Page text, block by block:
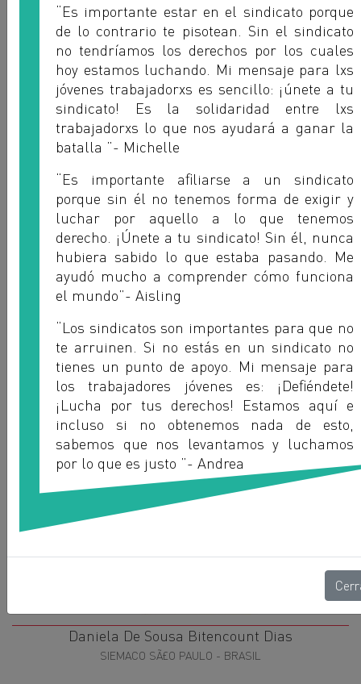
Cameron Layne
BWU - BARBADOS
Daniela De Sousa Bitencount Dias
SIEMACO SÃ£O PAULO - BRASIL
“Es importante estar en el sindicato porque
de lo contrario te pisotean. Sin el sindicato
no tendríamos los derechos por los cuales
hoy estamos luchando. Mi mensaje para lxs
jóvenes trabajadorxs es sencillo: ¡únete a tu
sindicato! Es la solidaridad entre lxs
trabajadorxs lo que nos ayudará a ganar la
batalla ”- Michelle
“Es importante afiliarse a un sindicato
porque sin él no tenemos forma de exigir y
luchar por aquello a lo que tenemos
derecho. ¡Únete a tu sindicato! Sin él, nunca
hubiera sabido lo que estaba pasando. Me
ayudó mucho a comprender cómo funciona
el mundo”- Aisling
“Los sindicatos son importantes para que no
te arruinen. Si no estás en un sindicato no
tienes un punto de apoyo. Mi mensaje para
los trabajadores jóvenes es: ¡Defiéndete!
¡Lucha por tus derechos! Estamos aquí e
incluso si no obtenemos nada de esto,
sabemos que nos levantamos y luchamos
por lo que es justo ”- Andrea